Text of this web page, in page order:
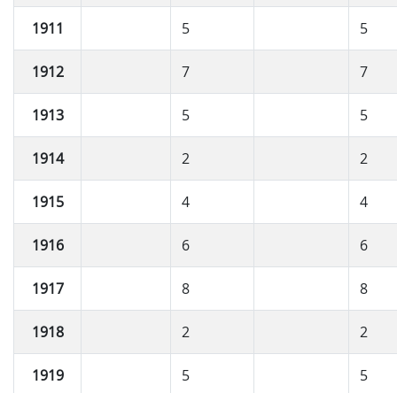
1911 5 5
1912 7 7
1913 5 5
1914 2 2
1915 4 4
1916 6 6
1917 8 8
1918 2 2
1919 5 5